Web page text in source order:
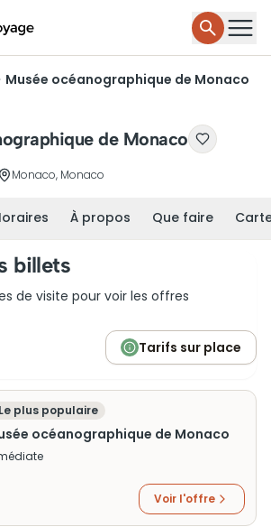
Musée océanographique de Monaco
de Monaco
Monaco, Monaco
À propos Que faire
billets
de visite pour voir les offres
Tarifs sur place
Le plus populaire
océanographique de Monaco
Voir l'offre